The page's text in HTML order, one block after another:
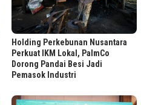
Holding Perkebunan Nusantara
Perkuat IKM Lokal, PalmCo
Dorong Pandai Besi Jadi
Pemasok Industri